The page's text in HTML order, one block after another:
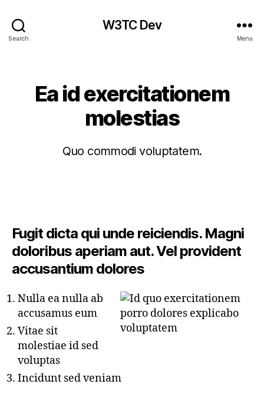
Search
W3TC Dev
Menu
Ea id exercitationem
molestias
Quo commodi voluptatem.
Fugit dicta qui unde reiciendis. Magni
doloribus aperiam aut. Vel provident
accusantium dolores
Nulla ea nulla ab
accusamus eum
Vitae sit
molestiae id sed
voluptas
Incidunt sed veniam